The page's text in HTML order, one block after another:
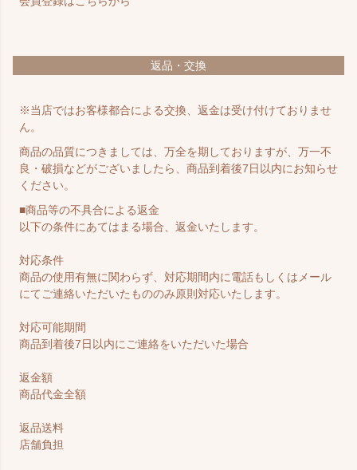
返品・交換
※当店ではお客様都合による交換、返金は受け付けておりませ
ん。
商品の品質につきましては、万全を期しておりますが、万一不
良・破損などがございましたら、商品到着後7日以内にお知らせ
ください。
■商品等の不具合による返金
以下の条件にあてはまる場合、返金いたします。
対応条件
商品の使用有無に関わらず、対応期間内に電話もしくはメール
にてご連絡いただいたもののみ原則対応いたします。
対応可能期間
商品到着後7日以内にご連絡をいただいた場合
返金額
商品代金全額
返品送料
店舗負担